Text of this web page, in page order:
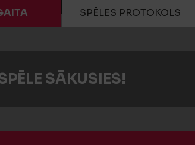
SPĒLES PROTOKOLS
SĀKUSIES!